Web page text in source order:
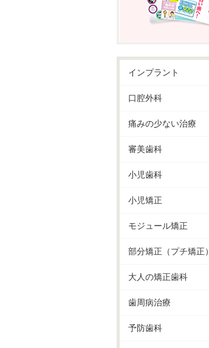
インプラント
口腔外科
痛みの少ない治療
審美歯科
小児歯科
小児矯正
モジュール矯正
部分矯正（プチ矯正）
大人の矯正歯科
歯周病治療
予防歯科